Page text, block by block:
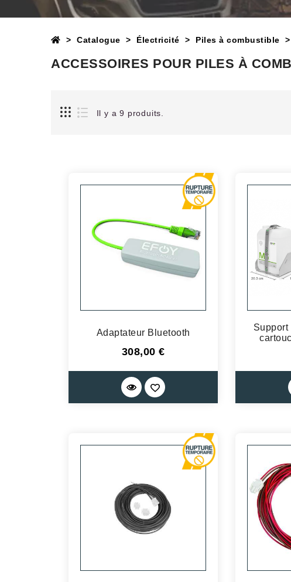
Catalogue Électricité Piles à combustible
ACCESSOIRES POUR PILES À
Il y a 9 produits.
Adaptateur Bluetooth
Prix
308,00 €
Support